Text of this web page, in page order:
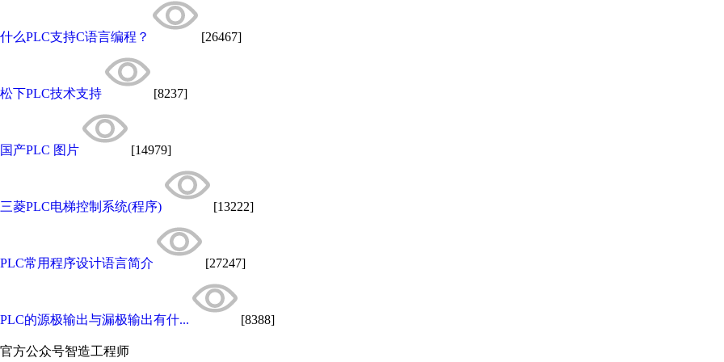
什么PLC支持C语言编程？ [26467]
松下PLC技术支持 [8237]
国产PLC 图片 [14979]
三菱PLC电梯控制系统(程序) [13222]
PLC常用程序设计语言简介 [27247]
PLC的源极输出与漏极输出有什... [8388]
官方公众号智造工程师